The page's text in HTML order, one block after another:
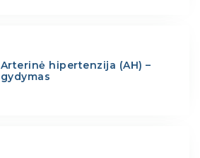
Arterinė hipertenzija (AH) –
gydymas